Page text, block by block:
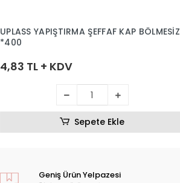
UPLASS YAPIŞTIRMA ŞEFFAF KAP BÖLMESİZ
*400
4,83 TL + KDV
Sepete Ekle
Geniş Ürün Yelpazesi